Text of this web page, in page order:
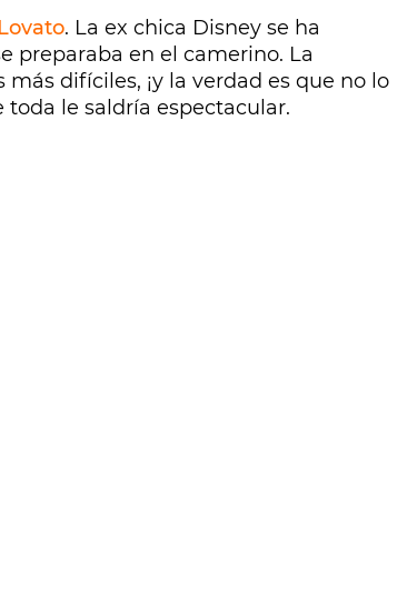
. La ex chica Disney se ha
preparaba en el camerino. La
difíciles, ¡y la verdad es que no lo
toda le saldría espectacular.